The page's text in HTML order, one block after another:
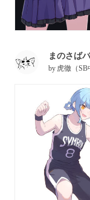
まのさば
by 虎徹（SB